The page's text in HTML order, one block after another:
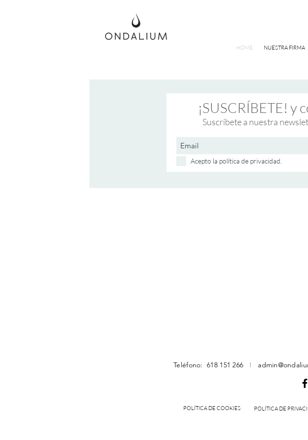
HOME NUESTRA FIRMA
¡SUSCRÍBETE! y
Suscríbete a nuestra
Acepto la política de privacidad.
Teléfono: 618 151 266 I
POLÍTICA DE COOKIES POLÍTICA DE